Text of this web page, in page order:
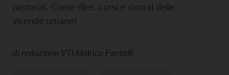
pastorali. Come dire: corsi e ricorsi delle
vicende umane!
di redazione VTUdalrico Fantelli